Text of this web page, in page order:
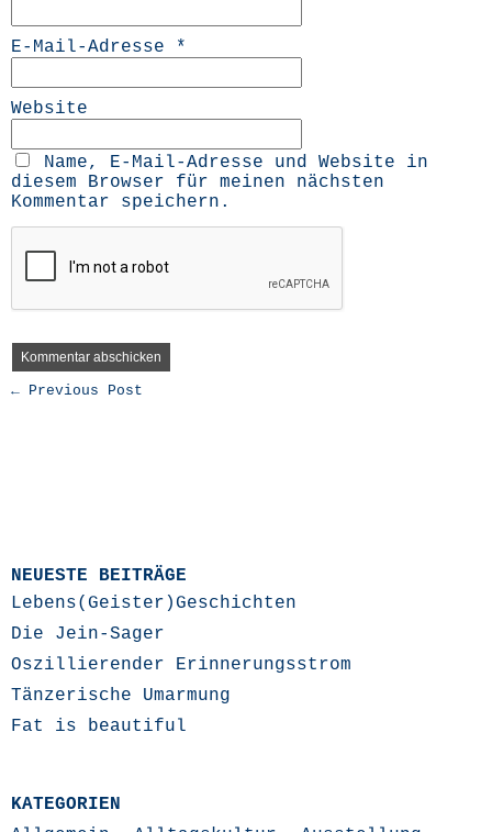
E-Mail-Adresse *
Website
Name, E-Mail-Adresse und Website in
diesem Browser für meinen nächsten
Kommentar speichern.
← Previous Post
NEUESTE BEITRÄGE
Lebens(Geister)Geschichten
Die Jein-Sager
Oszillierender Erinnerungsstrom
Tänzerische Umarmung
Fat is beautiful
KATEGORIEN